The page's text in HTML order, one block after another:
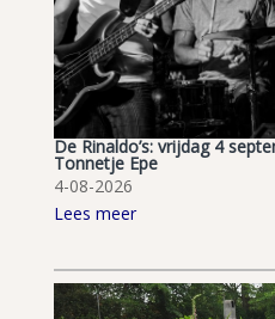
De Rinaldo’s: vrijdag 4
Tonnetje Epe
4-08-2026
Lees meer